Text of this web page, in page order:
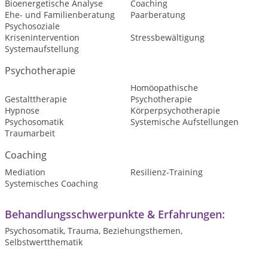
Bioenergetische Analyse
Coaching
Ehe- und Familienberatung
Paarberatung
Psychosoziale
Krisenintervention
Stressbewältigung
Systemaufstellung
Psychotherapie
Gestalttherapie
Homöopathische
Psychotherapie
Hypnose
Körperpsychotherapie
Psychosomatik
Systemische Aufstellungen
Traumarbeit
Coaching
Mediation
Resilienz-Training
Systemisches Coaching
Behandlungsschwerpunkte & Erfahrungen:
Psychosomatik, Trauma, Beziehungsthemen,
Selbstwertthematik